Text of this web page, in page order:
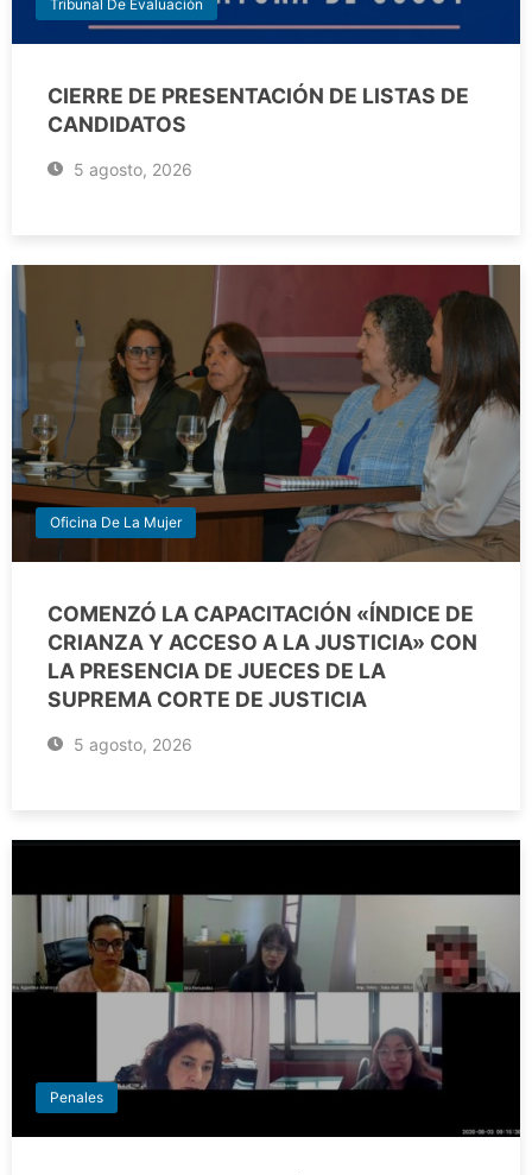
Tribunal De Evaluación
CIERRE DE PRESENTACIÓN DE LISTAS DE
CANDIDATOS
5 agosto, 2026
Oficina De La Mujer
COMENZÓ LA CAPACITACIÓN «ÍNDICE DE
CRIANZA Y ACCESO A LA JUSTICIA» CON
LA PRESENCIA DE JUECES DE LA
SUPREMA CORTE DE JUSTICIA
5 agosto, 2026
Penales